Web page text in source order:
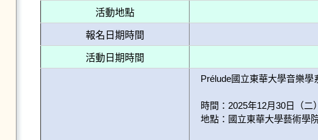
活動地點
報名日期時間
活動日期時間
Prélude國立東華大學音樂
時間：2025年12月30日（二
地點：國立東華大學藝術學